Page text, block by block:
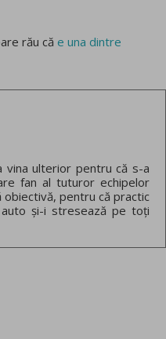
rău că e una dintre
ulterior pentru că s-a
fan al tuturor echipelor
obiectivă, pentru că practic
și-i stresează pe toți